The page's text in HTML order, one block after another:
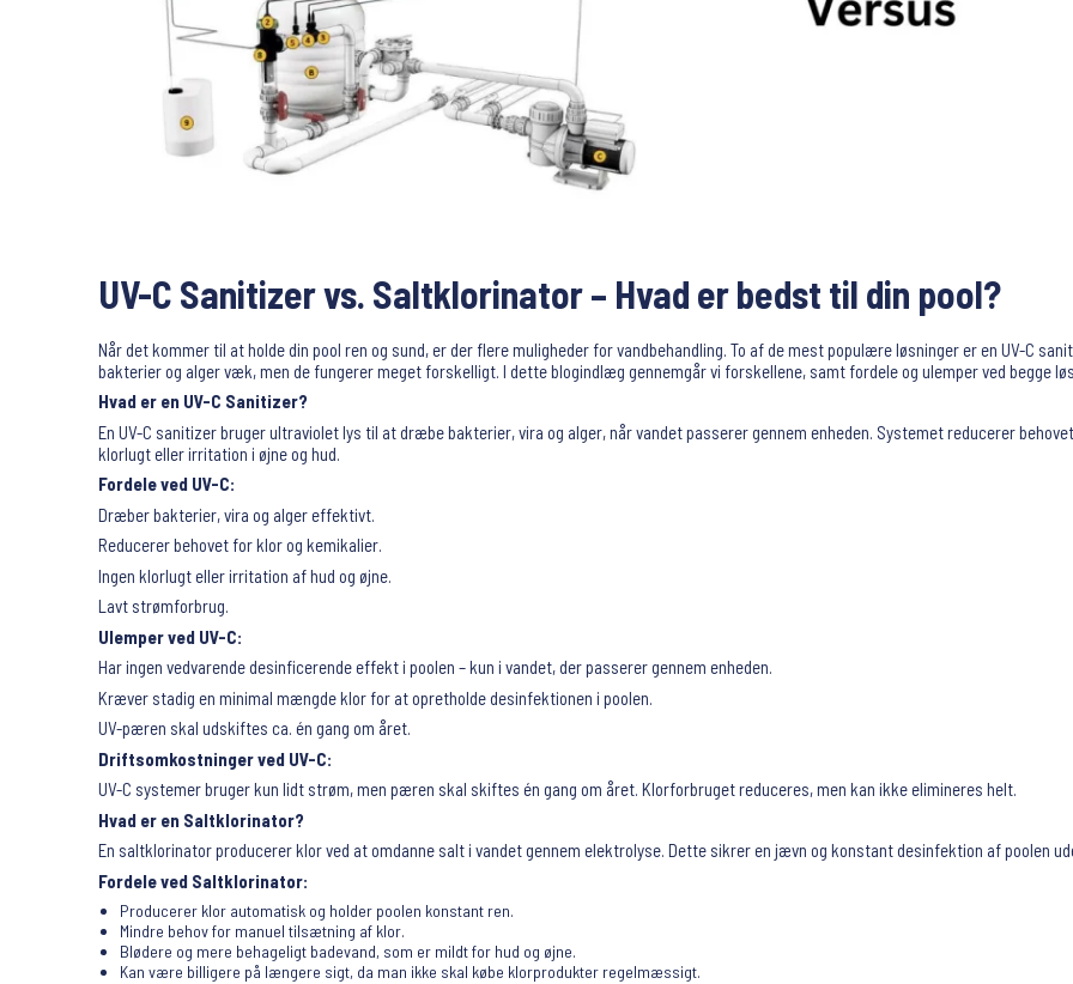
UV-C Sanitizer vs. Saltklorinator – Hvad er bedst til din pool?
Når det kommer til at holde din pool ren og sund, er der flere muligheder for vandbehandling. To af de mest populære løsninger er en UV-C
bakterier og alger væk, men de fungerer meget forskelligt. I dette blogindlæg gennemgår vi forskellene, samt fordele og ulemper ved begge
Hvad er en UV-C Sanitizer?
En UV-C sanitizer bruger ultraviolet lys til at dræbe bakterier, vira og alger, når vandet passerer gennem enheden. Systemet reducerer
klorlugt eller irritation i øjne og hud.
Fordele ved UV-C:
Dræber bakterier, vira og alger effektivt.
Reducerer behovet for klor og kemikalier.
Ingen klorlugt eller irritation af hud og øjne.
Lavt strømforbrug.
Ulemper ved UV-C:
Har ingen vedvarende desinficerende effekt i poolen – kun i vandet, der passerer gennem enheden.
Kræver stadig en minimal mængde klor for at opretholde desinfektionen i poolen.
UV-pæren skal udskiftes ca. én gang om året.
Driftsomkostninger ved UV-C:
UV-C systemer bruger kun lidt strøm, men pæren skal skiftes én gang om året. Klorforbruget reduceres, men kan ikke elimineres helt.
Hvad er en Saltklorinator?
En saltklorinator producerer klor ved at omdanne salt i vandet gennem elektrolyse. Dette sikrer en jævn og konstant desinfektion af poolen
Fordele ved Saltklorinator:
Producerer klor automatisk og holder poolen konstant ren.
Mindre behov for manuel tilsætning af klor.
Blødere og mere behageligt badevand, som er mildt for hud og øjne.
Kan være billigere på længere sigt, da man ikke skal købe klorprodukter regelmæssigt.